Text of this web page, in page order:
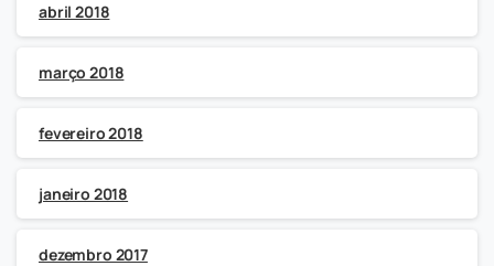
abril 2018
março 2018
fevereiro 2018
janeiro 2018
dezembro 2017